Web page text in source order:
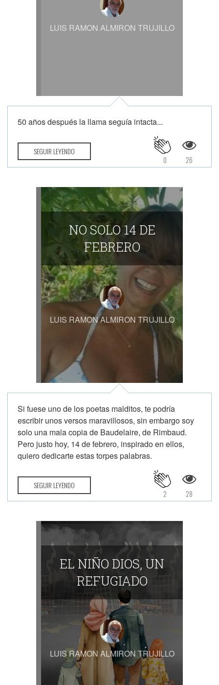
LUIS RAMON ALMIRON TRUJILLO
50 años después la llama seguía intacta...
SEGUIR LEYENDO
26
0
NO SOLO 14 DE
FEBRERO
LUIS RAMON ALMIRON TRUJILLO
Si fuese uno de los poetas malditos, te podría
escribir unos versos maravillosos, sin embargo soy
solo una mala copia de Baudelaire, de Rimbaud.
Pero justo hoy, 14 de febrero, inspirado en ellos,
quiero dedicarte estas torpes palabras.
SEGUIR LEYENDO
28
2
EL NIÑO DIOS, UN
REFUGIADO
LUIS RAMON ALMIRON TRUJILLO